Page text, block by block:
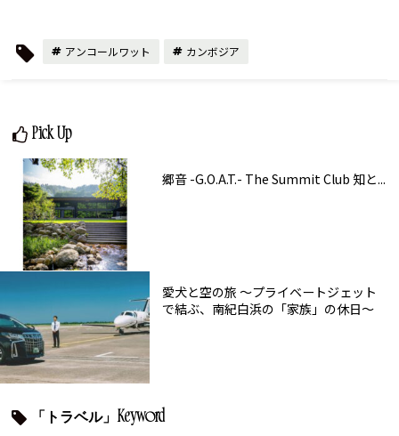
アンコールワット カンボジア
Pick Up
郷音 -G.O.A.T.- The Summit Club 知と...
愛犬と空の旅 ～プライベートジェット
で結ぶ、南紀白浜の「家族」の休日～
「トラベル」Keyword